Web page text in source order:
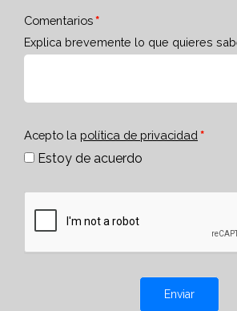
Comentarios
Explica brevemente lo que quieres
Acepto la política de privacidad
Estoy de acuerdo
Enviar